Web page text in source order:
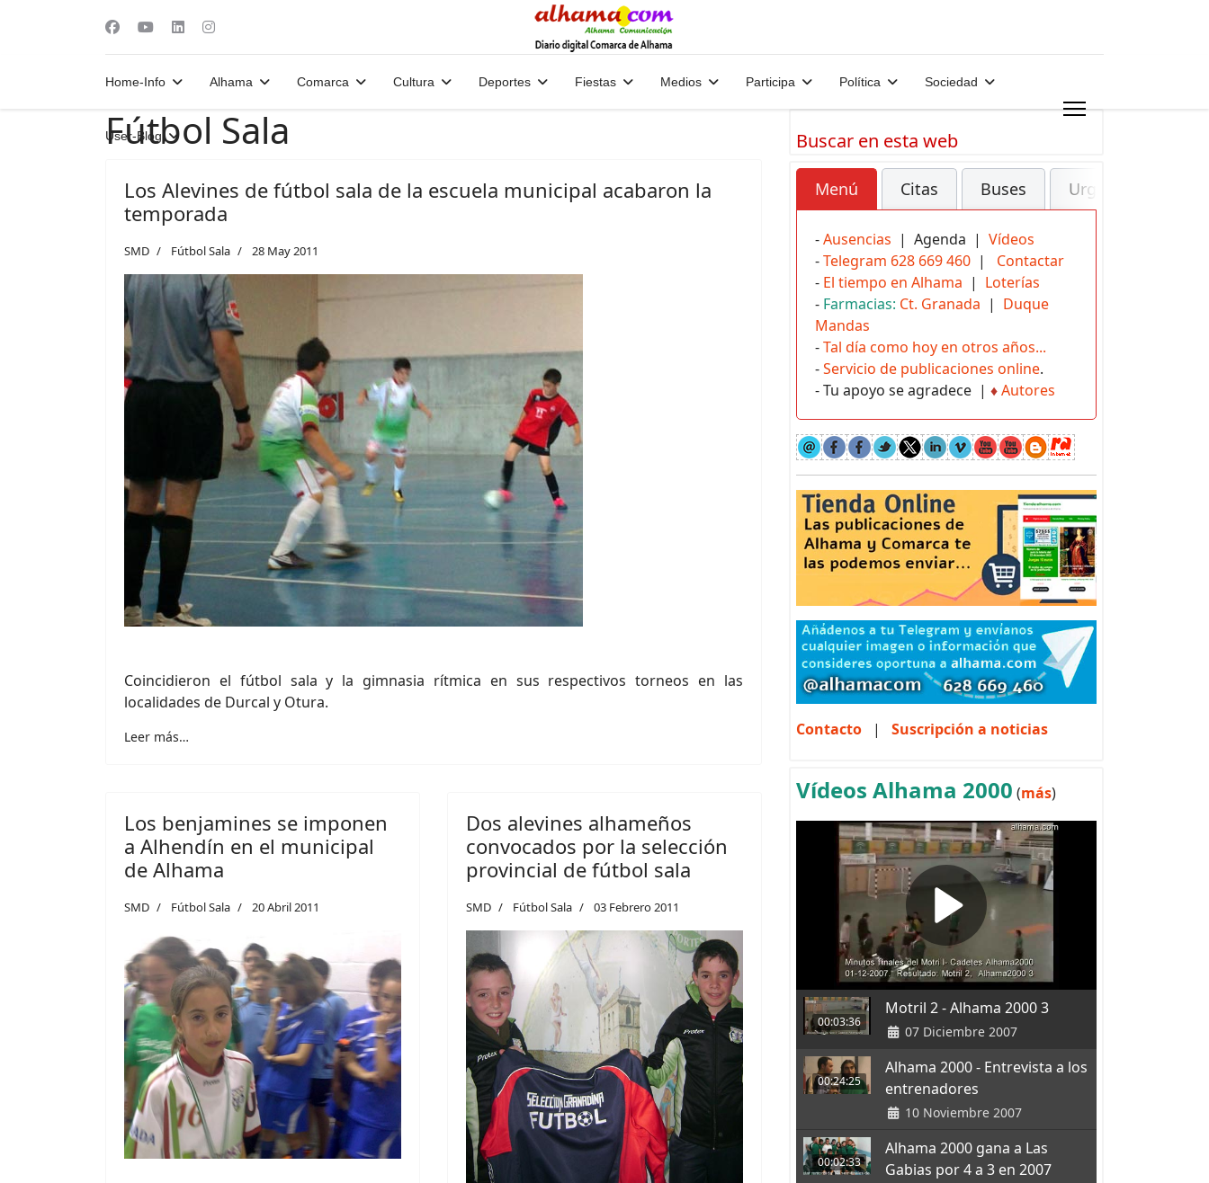
Home-Info Alhama Comarca Cultura Deportes Fiestas Medios Participa Política Sociedad
User-Blog
Fútbol Sala
Los Alevines de fútbol sala de la escuela municipal acabaron la
temporada
SMD Fútbol Sala 28 May 2011
Coincidieron el fútbol sala y la gimnasia rítmica en sus respectivos torneos en las
localidades de Durcal y Otura.
Leer más…
Los benjamines se imponen
a Alhendín en el municipal
de Alhama
SMD Fútbol Sala 20 Abril 2011
Dos alevines alhameños
convocados por la selección
provincial de fútbol sala
SMD Fútbol Sala 03 Febrero 2011
Buscar en esta web
Menú Citas Buses Urgencias
-Ausencias | Agenda | Vídeos
-Telegram 628 669 460 | Contactar
- El tiempo en Alhama | Loterías
- Farmacias: Ct. Granada | Duque
Mandas
-Tal día como hoy en otros años...
-Servicio de publicaciones online.
- Tu apoyo se agradece | ♦Autores
Contacto | Suscripción a noticias
Vídeos Alhama 2000 (más)
00:03:36
Motril 2 - Alhama 2000 3
07 Diciembre 2007
00:24:25
Alhama 2000 - Entrevista a los
entrenadores
10 Noviembre 2007
00:02:33
Alhama 2000 gana a Las
Gabias por 4 a 3 en 2007